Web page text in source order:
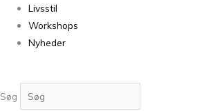
Livsstil
Workshops
Nyheder
Søg